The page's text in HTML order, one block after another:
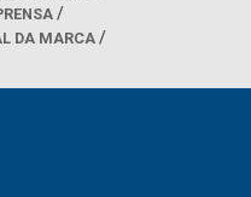
DA MARCA